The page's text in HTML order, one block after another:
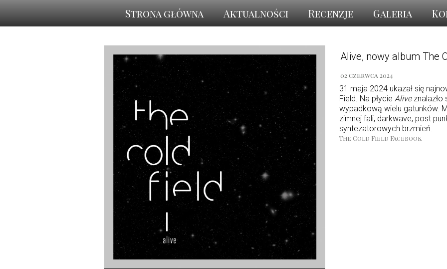
Strona główna Aktualności Recenzje Galeria
Alive, nowy album The
02 czerwca 2024
31 maja 2024 ukazał się
Field. Na płycie Aliveznalazło
wypadkową wielu gatunków.
zimnej fali, darkwave, post
syntezatorowych brzmień.
The Cold Field Facebook